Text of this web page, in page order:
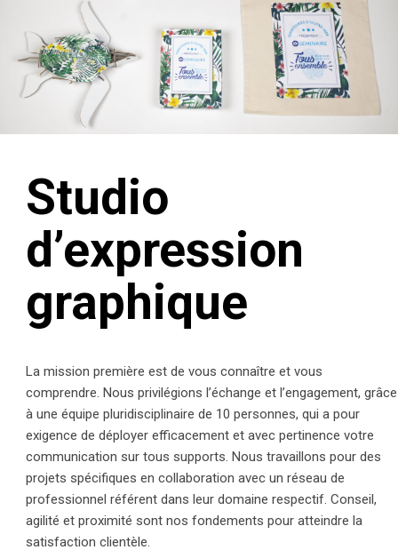
Studio
d’expression
graphique
La mission première est de vous connaître et vous
comprendre. Nous privilégions l’échange et l’engagement, grâce
à une équipe pluridisciplinaire de 10 personnes, qui a pour
exigence de déployer efficacement et avec pertinence votre
communication sur tous supports. Nous travaillons pour des
projets spécifiques en collaboration avec un réseau de
professionnel référent dans leur domaine respectif. Conseil,
agilité et proximité sont nos fondements pour atteindre la
satisfaction clientèle.